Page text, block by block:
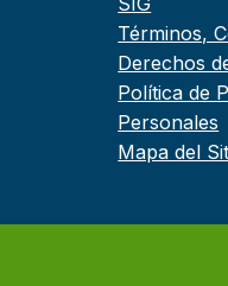
Términos,
Derechos
Política de
Personales
Mapa del